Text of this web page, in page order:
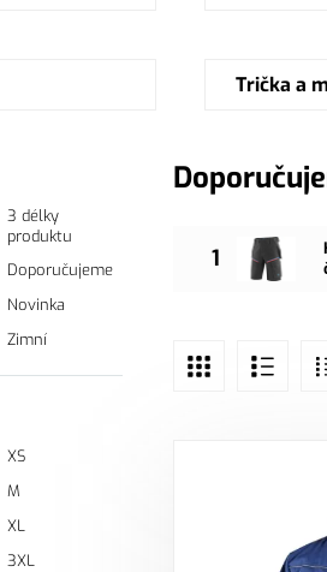
Trička a
3 délky
produktu
Doporučujeme
Novinka
Zimní
XS
M
XL
3XL
1